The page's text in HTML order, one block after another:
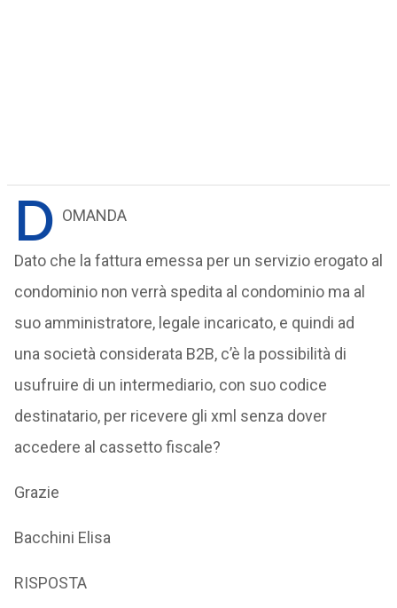
D OMANDA
Dato che la fattura emessa per un servizio erogato al
condominio non verrà spedita al condominio ma al
suo amministratore, legale incaricato, e quindi ad
una società considerata B2B, c’è la possibilità di
usufruire di un intermediario, con suo codice
destinatario, per ricevere gli xml senza dover
accedere al cassetto fiscale?
Grazie
Bacchini Elisa
RISPOSTA